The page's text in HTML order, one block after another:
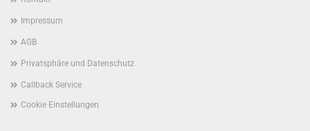
Impressum
AGB
Privatsphäre und Datenschutz
Callback Service
Cookie Einstellungen